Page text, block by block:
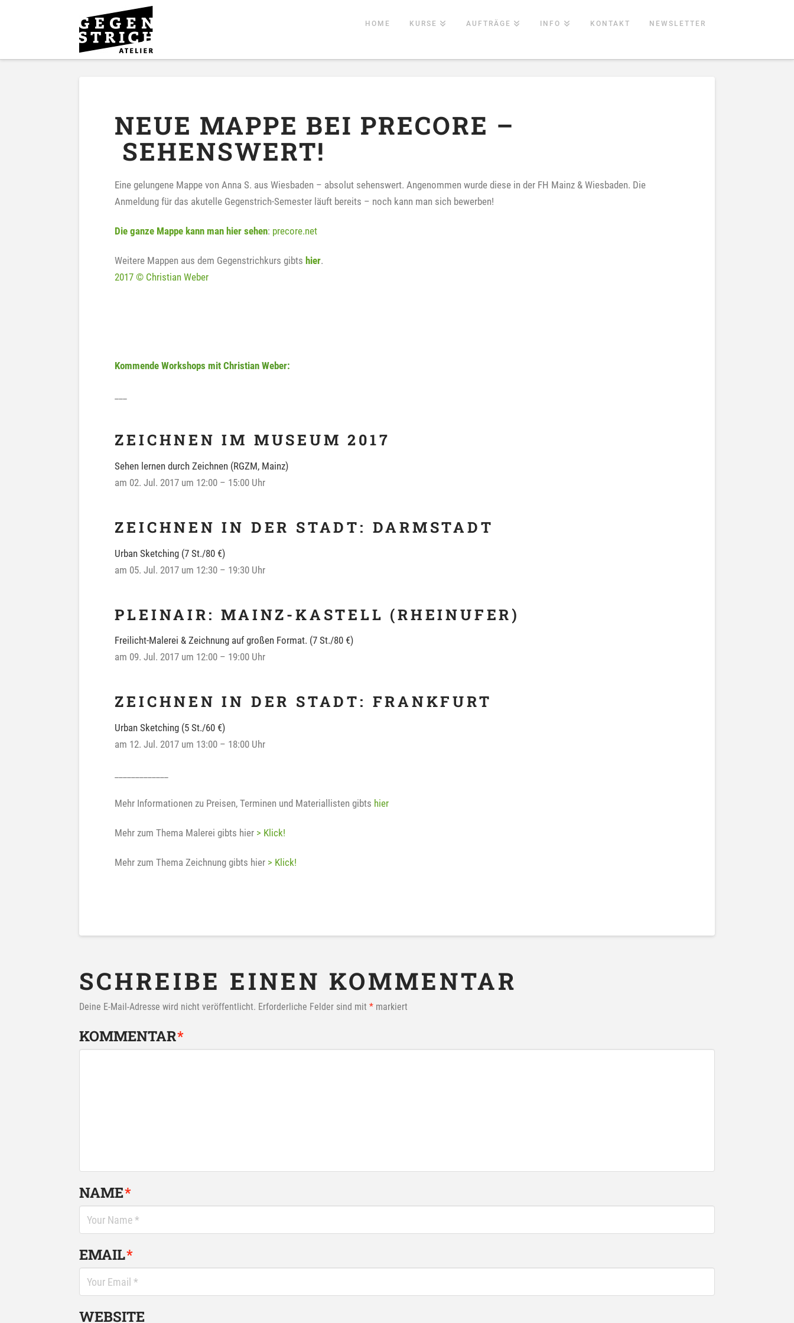
HOME KURSE AUFTRÄGE INFO KONTAKT NEWSLETTER
NEUE MAPPE BEI PRECORE –
SEHENSWERT!
Eine gelungene Mappe von Anna S. aus Wiesbaden – absolut sehenswert. Angenommen wurde diese in der FH Mainz & Wiesbaden. Die
Anmeldung für das akutelle Gegenstrich-Semester läuft bereits – noch kann man sich bewerben!
Die ganze Mappe kann man hier sehen: precore.net
Weitere Mappen aus dem Gegenstrichkurs gibts hier.
2017 © Christian Weber
Kommende Workshops mit Christian Weber:
ZEICHNEN IM MUSEUM 2017
Sehen lernen durch Zeichnen (RGZM, Mainz)
am 02. Jul. 2017 um 12:00 – 15:00 Uhr
ZEICHNEN IN DER STADT: DARMSTADT
Urban Sketching (7 St./80 €)
am 05. Jul. 2017 um 12:30 – 19:30 Uhr
PLEINAIR: MAINZ-KASTELL (RHEINUFER)
Freilicht-Malerei & Zeichnung auf großen Format. (7 St./80 €)
am 09. Jul. 2017 um 12:00 – 19:00 Uhr
ZEICHNEN IN DER STADT: FRANKFURT
Urban Sketching (5 St./60 €)
am 12. Jul. 2017 um 13:00 – 18:00 Uhr
Mehr Informationen zu Preisen, Terminen und Materiallisten gibts hier
Mehr zum Thema Malerei gibts hier > Klick!
Mehr zum Thema Zeichnung gibts hier > Klick!
SCHREIBE EINEN KOMMENTAR
Deine E-Mail-Adresse wird nicht veröffentlicht. Erforderliche Felder sind mit* markiert
KOMMENTAR*
NAME*
EMAIL*
WEBSITE